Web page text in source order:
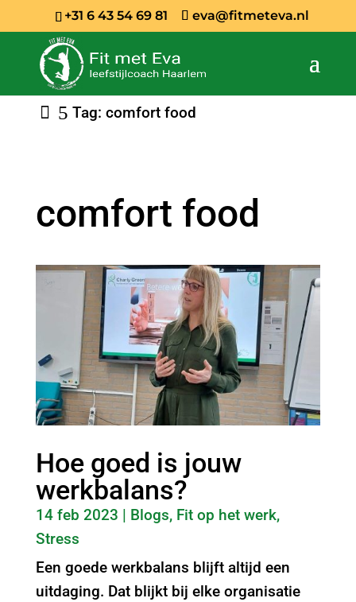
+31 6 43 54 69 81 eva@fitmeteva.nl
Tag: comfort food
comfort food
Hoe goed is jouw
werkbalans?
14 feb 2023 | Blogs, Fit op het werk,
Stress
Een goede werkbalans blijft altijd een
uitdaging. Dat blijkt bij elke organisatie